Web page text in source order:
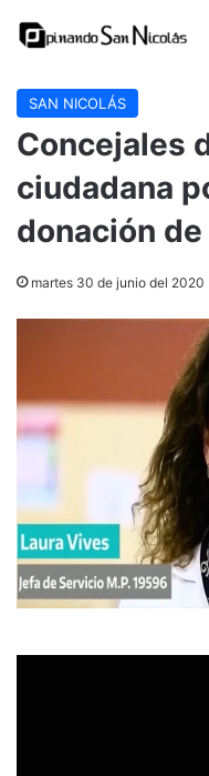
SAN NICOLÁS
Concejales
ciudadana
donación
martes 30 de junio del 2020